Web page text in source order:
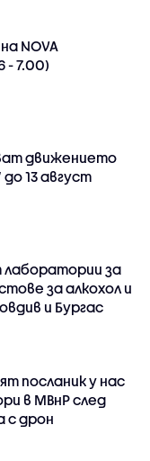
NOVA
- 7.00)
движението
до 13 август
за
за алкохол и
и Бургас
посланик у нас
в МВнР след
с дрон